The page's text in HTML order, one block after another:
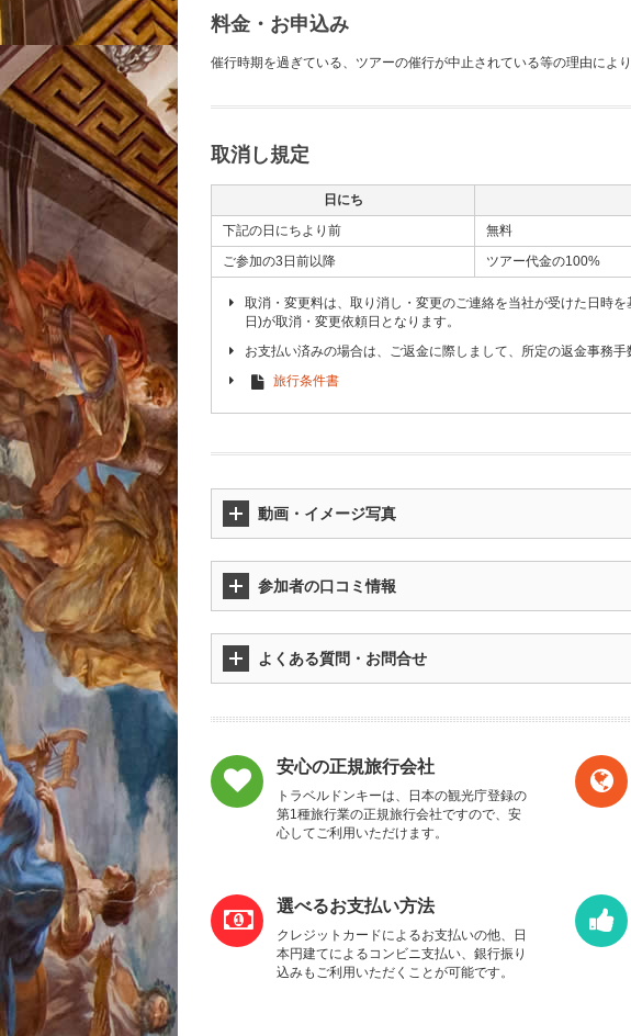
料金・お申込み
催行時期を過ぎている、ツアーの催行が中止されている等の理由によ
取消し規定
日にち
下記の日にちより前
無料
ご参加の3日前以降
ツアー代金の100%
取消・変更料は、取り消し・変更のご連絡を当社が受けた日時
日)が取消・変更依頼日となります。
お支払い済みの場合は、ご返金に際しまして、所定の返金事務
旅行条件書
動画・イメージ写真
参加者の口コミ情報
よくある質問・お問合せ
安心の正規旅行会社
トラベルドンキーは、日本の観光庁登録の
第1種旅行業の正規旅行会社ですので、安
心してご利用いただけます。
選べるお支払い方法
クレジットカードによるお支払いの他、日
本円建てによるコンビニ支払い、銀行振り
込みもご利用いただくことが可能です。